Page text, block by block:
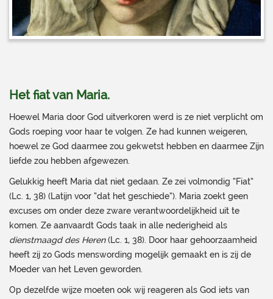
Het fiat van Maria.
Hoewel Maria door God uitverkoren werd is ze niet verplicht om
Gods roeping voor haar te volgen. Ze had kunnen weigeren,
hoewel ze God daarmee zou gekwetst hebben en daarmee Zijn
liefde zou hebben afgewezen.
Gelukkig heeft Maria dat niet gedaan. Ze zei volmondig “Fiat”
(Lc. 1, 38) (Latijn voor “dat het geschiede”). Maria zoekt geen
excuses om onder deze zware verantwoordelijkheid uit te
komen. Ze aanvaardt Gods taak in alle nederigheid als
dienstmaagd des Heren(Lc. 1, 38). Door haar gehoorzaamheid
heeft zij zo Gods menswording mogelijk gemaakt en is zij de
Moeder van het Leven geworden.
Op dezelfde wijze moeten ook wij reageren als God iets van